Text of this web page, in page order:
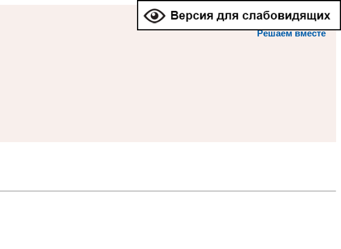
Решаем вместе